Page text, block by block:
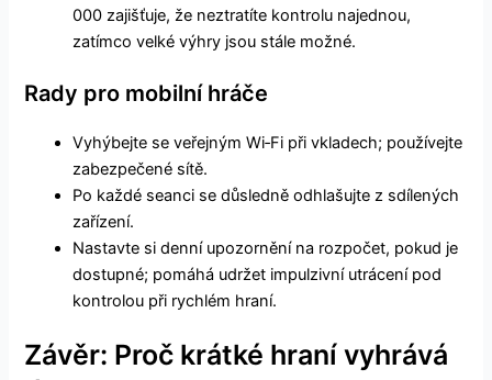
000 zajišťuje, že neztratíte kontrolu najednou,
zatímco velké výhry jsou stále možné.
Rady pro mobilní hráče
Vyhýbejte se veřejným Wi‑Fi při vkladech; používejte
zabezpečené sítě.
Po každé seanci se důsledně odhlašujte z sdílených
zařízení.
Nastavte si denní upozornění na rozpočet, pokud je
dostupné; pomáhá udržet impulzivní utrácení pod
kontrolou při rychlém hraní.
Závěr: Proč krátké hraní vyhrává